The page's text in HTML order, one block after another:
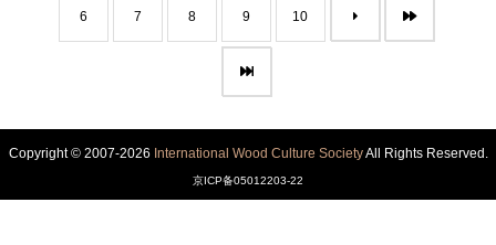
6 7 8 9 10
Copyright © 2007-2026 International Wood Culture SocietyAll Rights Reserved.
京ICP备05012203-22